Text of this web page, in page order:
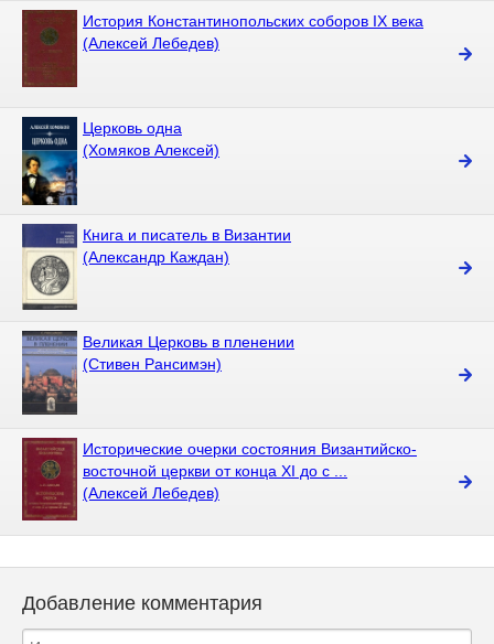
История Константинопольских соборов IX века
(Алексей Лебедев)
Церковь одна
(Хомяков Алексей)
Книга и писатель в Византии
(Александр Каждан)
Великая Церковь в пленении
(Стивен Рансимэн)
Исторические очерки состояния Византийско-
восточной церкви от конца XI до с ...
(Алексей Лебедев)
Добавление комментария